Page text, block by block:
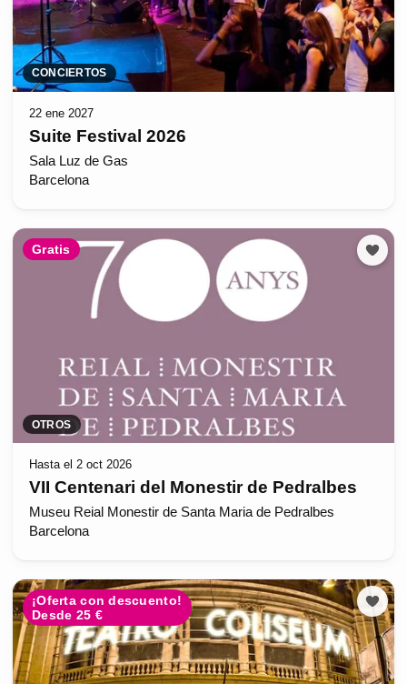
CONCIERTOS
22 ene 2027
Suite Festival 2026
Sala Luz de Gas
Barcelona
Gratis
OTROS
Hasta el 2 oct 2026
VII Centenari del Monestir de Pedralbes
Museu Reial Monestir de Santa Maria de Pedralbes
Barcelona
¡Oferta con descuento!
Desde 25 €